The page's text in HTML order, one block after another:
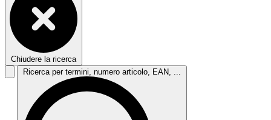
Chiudere la ricerca
Ricerca per termini, numero articolo, EAN, ...